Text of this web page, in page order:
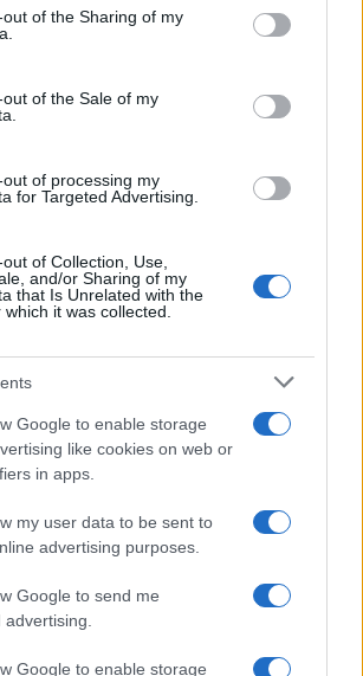
visit or usage behaviour. You may click to
to Google and its third-party tags to
specified purposes in below Google
of the Sharing of my
of the Sale of my
of processing my
for Targeted Advertising.
of Collection, Use,
and/or Sharing of my
that Is Unrelated with the
it was collected.
Google to enable storage
like cookies on web or
in apps.
my user data to be sent to
advertising purposes.
Google to send me
Google to enable storage
κινητήρα/κιβωτίου ενός ορισμένου
δοκιμάζεται με τον πιο οικονομικό
στο WLTP τον Σεπτέμβριο του
εκπομπών Euro 6c έγινε υποχρεωτικό
νέων τύπων οχημάτων. Τύποι που
μετά από επιτυχημένα
Real Driving Emissions test (RDE)
τύπου σύμφωνα με το Euro 6d-TEMP.
το WLTP και μετρά τους ρύπους
σε δημόσιους δρόμους.
υποχρεωτικό για όλα τα νέα
από φέτος τον Σεπτέμβριο, ενώ
ισχύσει για όλες τις νέες
τον Σεπτέμβριο του 2019.
περιθώριο σφάλματος, κατά το
επιτρέπεται να υπερβούν το όριο
στο RDE test.